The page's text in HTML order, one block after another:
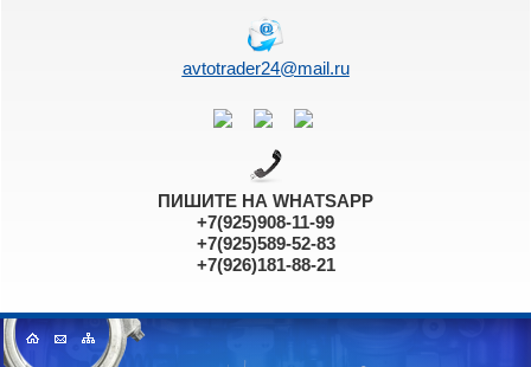
avtotrader24@mail.ru
ПИШИТЕ НА WHATSAPP
+7(925)908-11-99
+7(925)589-52-83
+7(926)181-88-21